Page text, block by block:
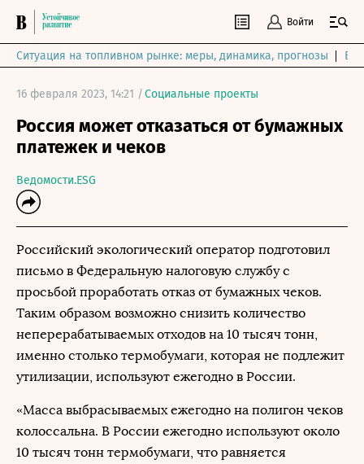
Войти
Ситуация на топливном рынке: меры, динамика, прогнозы
16 февраля 2023, 14:21 /Социальные проекты
Россия может отказаться от бумажных
платежек и чеков
Ведомости.ESG
Российский экологический оператор подготовил
письмо в Федеральную налоговую службу с
просьбой проработать отказ от бумажных чеков.
Таким образом возможно снизить количество
неперерабатываемых отходов на 10 тысяч тонн,
именно столько термобумаги, которая не подлежит
утилизации, используют ежегодно в России.
«Масса выбрасываемых ежегодно на полигон чеков
колоссальна. В России ежегодно используют около
10 тысяч тонн термобумаги, что равняется